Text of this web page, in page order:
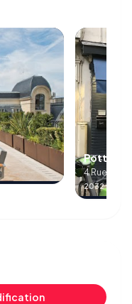
Pottoka
4 Rue de
2032 visites